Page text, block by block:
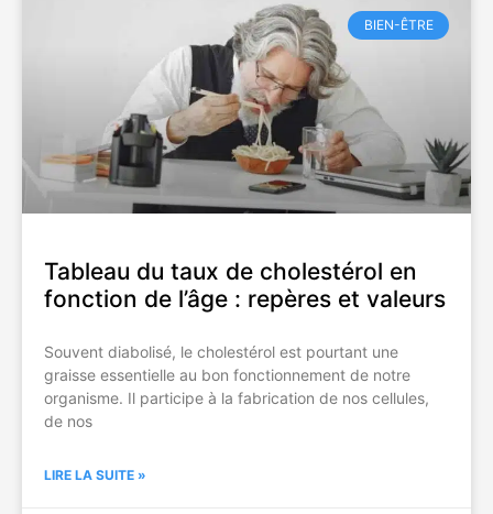
BIEN-ÊTRE
Tableau du taux de cholestérol en
fonction de l’âge : repères et valeurs
Souvent diabolisé, le cholestérol est pourtant une
graisse essentielle au bon fonctionnement de notre
organisme. Il participe à la fabrication de nos cellules,
de nos
LIRE LA SUITE »